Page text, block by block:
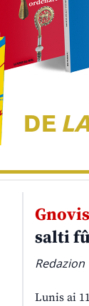
salti
Redazion
Lunis ai